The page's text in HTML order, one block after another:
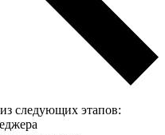
следующих этапов: